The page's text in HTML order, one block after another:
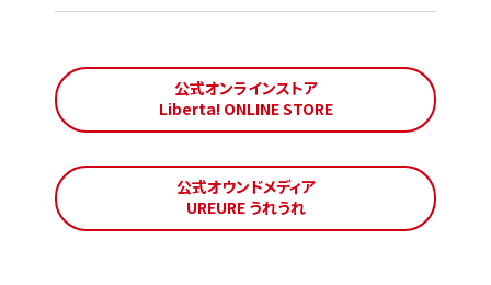
公式オンラインストア
Liberta! ONLINE STORE
公式オウンドメディア
UREURE うれうれ